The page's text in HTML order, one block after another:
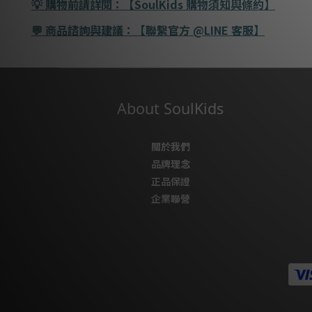
💡 購物前請詳閱：【SoulKids 購物須知與條約】
💬 商品諮詢與建議：【聯繫官方 @LINE 客服】
About SoulKids
關於我們
品牌理念
正品保證
企業聯營